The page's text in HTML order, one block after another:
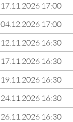
17.11.2026 17:00
04.12.2026 17:00
12.11.2026 16:30
17.11.2026 16:30
19.11.2026 16:30
24.11.2026 16:30
26.11.2026 16:30